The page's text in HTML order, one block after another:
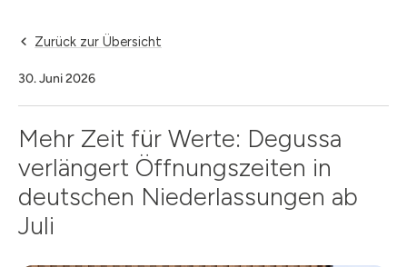
Zurück zur Übersicht
30. Juni 2026
Mehr Zeit für Werte: Degussa
verlängert Öffnungszeiten in
deutschen Niederlassungen ab
Juli